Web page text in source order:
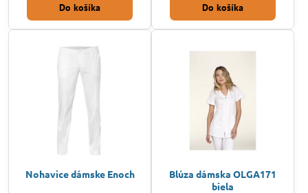
Do košíka Do košíka
Nohavice dámske Enoch
Blúza dámska OLGA171
biela